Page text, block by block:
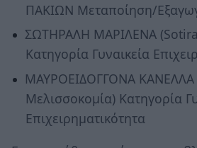
ΠΑΚΙΩΝ Μεταποίηση/
ΣΩΤΗΡΑΛΗ ΜΑΡΙΛΕΝΑ
Κατηγορία Γυναικεία
ΜΑΥΡΟΕΙΔΟΓΓΟΝΑ ΚΑΝΕΛΛΑ
Μελισσοκομία) Κατηγορία
Επιχειρηματικότητα